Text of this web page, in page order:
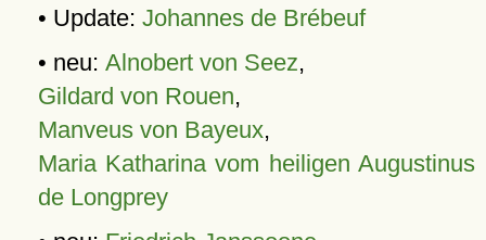
• Update: Johannes de Brébeuf
• neu: Alnobert von Seez,
Gildard von Rouen,
Manveus von Bayeux,
Maria Katharina vom heiligen Augustinus
de Longprey